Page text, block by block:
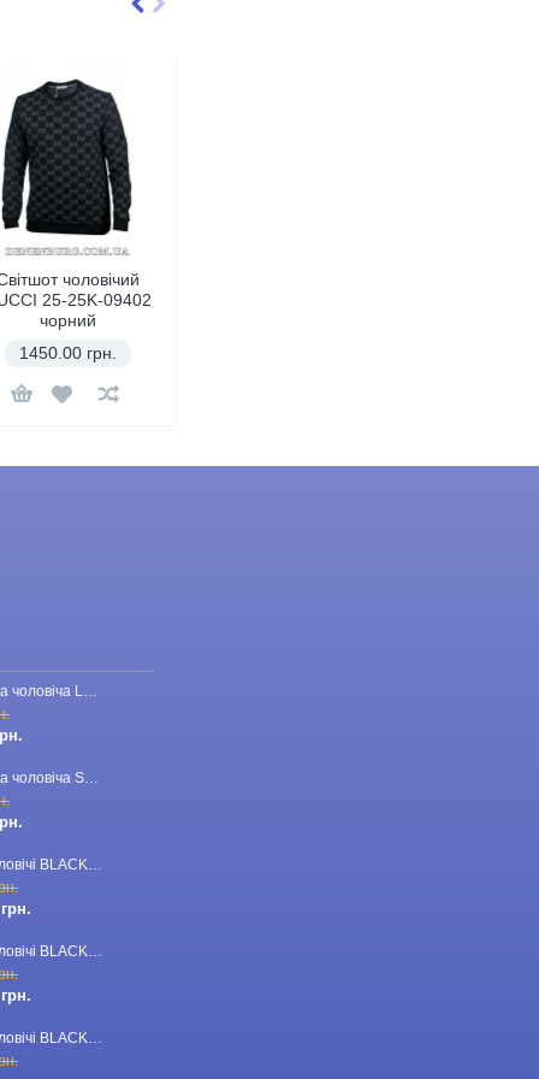
чоловічий
25-25K-09402
чорний
1450.00 грн.
Бейсболка чоловіча LORO PIANA 23-CAP-110 червона
Бейсболка чоловіча STEFANO RICCI 23-CAP-03 темно-синя
Брюки чоловічі BLACKZI 24-8167 бежеві
Брюки чоловічі BLACKZI 24-8167 темно-зелені
Брюки чоловічі BLACKZI 24-8167 темно-сірі